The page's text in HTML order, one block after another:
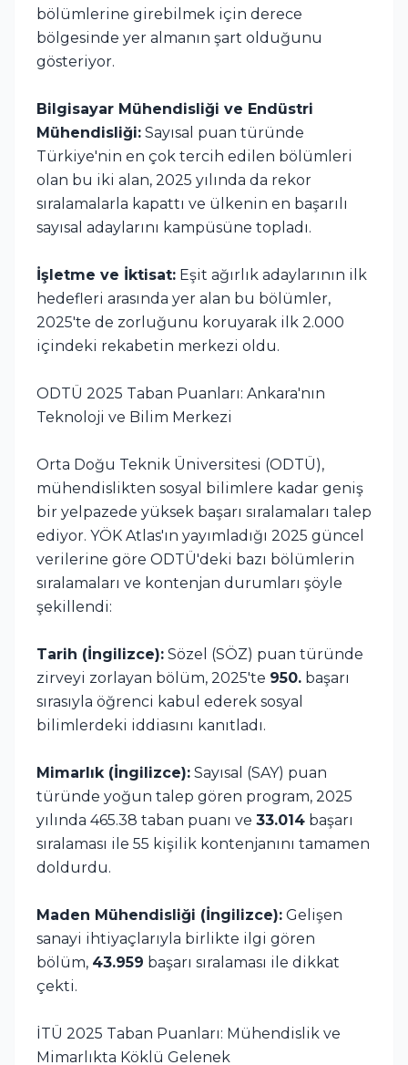
bölümlerine girebilmek için derece
bölgesinde yer almanın şart olduğunu
gösteriyor.
Bilgisayar Mühendisliği ve Endüstri
Mühendisliği: Sayısal puan türünde
Türkiye'nin en çok tercih edilen bölümleri
olan bu iki alan, 2025 yılında da rekor
sıralamalarla kapattı ve ülkenin en başarılı
sayısal adaylarını kampüsüne topladı.
İşletme ve İktisat: Eşit ağırlık adaylarının ilk
hedefleri arasında yer alan bu bölümler,
2025'te de zorluğunu koruyarak ilk 2.000
içindeki rekabetin merkezi oldu.
ODTÜ 2025 Taban Puanları: Ankara'nın
Teknoloji ve Bilim Merkezi
Orta Doğu Teknik Üniversitesi (ODTÜ),
mühendislikten sosyal bilimlere kadar geniş
bir yelpazede yüksek başarı sıralamaları talep
ediyor. YÖK Atlas'ın yayımladığı 2025 güncel
verilerine göre ODTÜ'deki bazı bölümlerin
sıralamaları ve kontenjan durumları şöyle
şekillendi:
Tarih (İngilizce): Sözel (SÖZ) puan türünde
zirveyi zorlayan bölüm, 2025'te 950. başarı
sırasıyla öğrenci kabul ederek sosyal
bilimlerdeki iddiasını kanıtladı.
Mimarlık (İngilizce): Sayısal (SAY) puan
türünde yoğun talep gören program, 2025
yılında 465.38 taban puanı ve 33.014 başarı
sıralaması ile 55 kişilik kontenjanını tamamen
doldurdu.
Maden Mühendisliği (İngilizce): Gelişen
sanayi ihtiyaçlarıyla birlikte ilgi gören
bölüm, 43.959 başarı sıralaması ile dikkat
çekti.
İTÜ 2025 Taban Puanları: Mühendislik ve
Mimarlıkta Köklü Gelenek